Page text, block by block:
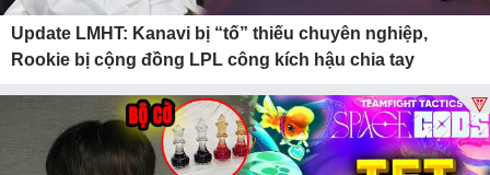
Update LMHT: Kanavi bị “tố” thiếu chuyên nghiệp,
Rookie bị cộng đồng LPL công kích hậu chia tay